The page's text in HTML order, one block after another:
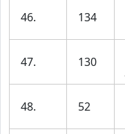
46. 134
47. 130
48. 52